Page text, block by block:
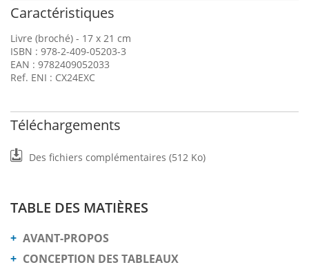
Caractéristiques
Livre (broché) - 17 x 21 cm
ISBN : 978-2-409-05203-3
EAN : 9782409052033
Ref. ENI : CX24EXC
Téléchargements
Des fichiers complémentaires (512 Ko)
TABLE DES MATIÈRES
AVANT-PROPOS
CONCEPTION DES TABLEAUX